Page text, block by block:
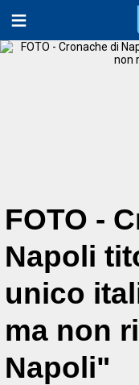
FOTO -
Napoli
unico
ma non
Napoli"